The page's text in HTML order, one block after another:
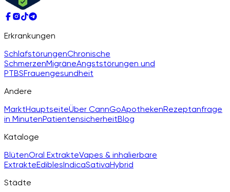
Erkrankungen
SchlafstörungenChronische
SchmerzenMigräneAngststörungen und
PTBSFrauengesundheit
Andere
MarktHauptseiteÜber CannGoApothekenRezeptanfrage
in MinutenPatientensicherheitBlog
Kataloge
BlütenOral ExtrakteVapes & inhalierbare
ExtrakteEdiblesIndicaSativaHybrid
Städte